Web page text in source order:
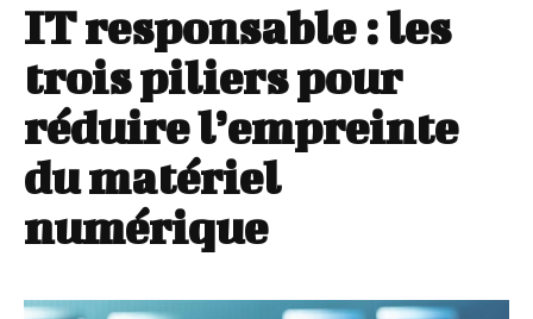
IT responsable : les
trois piliers pour
réduire l’empreinte
du matériel
numérique